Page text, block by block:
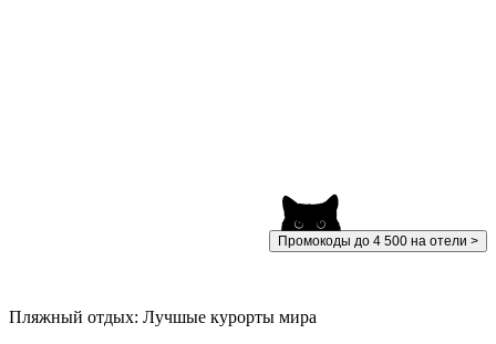
Промокоды до 4 500 на отели >
Пляжный отдых: Лучшые курорты мира